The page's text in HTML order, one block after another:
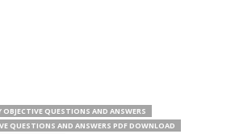
QUESTIONS AND ANSWERS
QUESTIONS AND ANSWERS PDF DOWNLOAD